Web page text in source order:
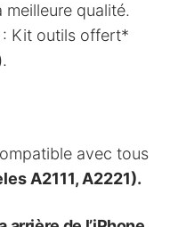
qualité.
: Kit outils offert*
avec tous
A2111, A2221).